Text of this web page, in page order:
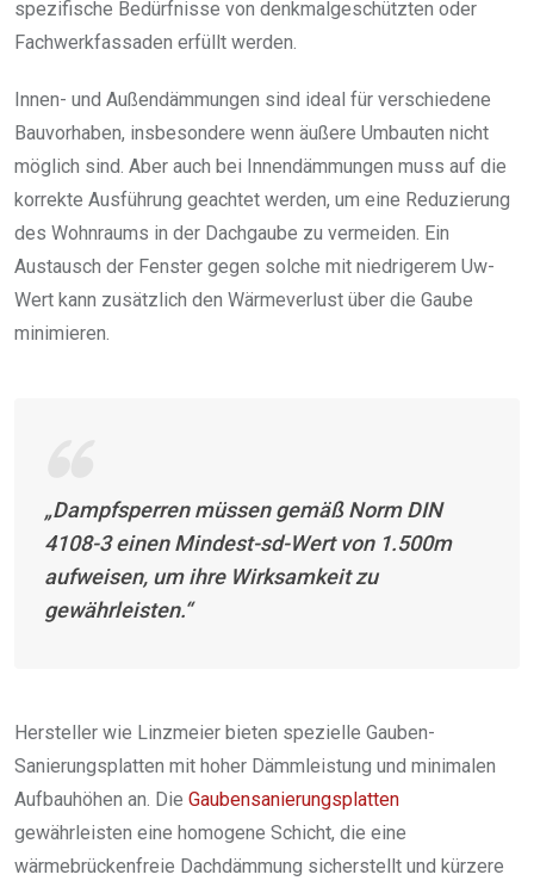
spezifische Bedürfnisse von denkmalgeschützten oder
Fachwerkfassaden erfüllt werden.
Innen- und Außendämmungen sind ideal für verschiedene
Bauvorhaben, insbesondere wenn äußere Umbauten nicht
möglich sind. Aber auch bei Innendämmungen muss auf die
korrekte Ausführung geachtet werden, um eine Reduzierung
des Wohnraums in der Dachgaube zu vermeiden. Ein
Austausch der Fenster gegen solche mit niedrigerem Uw-
Wert kann zusätzlich den Wärmeverlust über die Gaube
minimieren.
„Dampfsperren müssen gemäß Norm DIN
4108-3 einen Mindest-sd-Wert von 1.500m
aufweisen, um ihre Wirksamkeit zu
gewährleisten.“
Hersteller wie Linzmeier bieten spezielle Gauben-
Sanierungsplatten mit hoher Dämmleistung und minimalen
Aufbauhöhen an. Die Gaubensanierungsplatten
gewährleisten eine homogene Schicht, die eine
wärmebrückenfreie Dachdämmung sicherstellt und kürzere